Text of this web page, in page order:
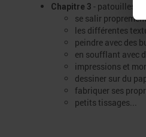
Chapitre 3 - patouilles et
se salir
les différentes
peindre avec des
en soufflant avec
impressions et
dessiner sur du
fabriquer ses
petits tissages...